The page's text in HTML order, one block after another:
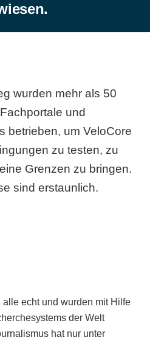
wurden mehr als 50
und
betrieben, um VeloCore
zu testen, zu
Grenzen zu bringen.
sind erstaunlich.
echt und wurden mit Hilfe
der Welt
hat nur unter